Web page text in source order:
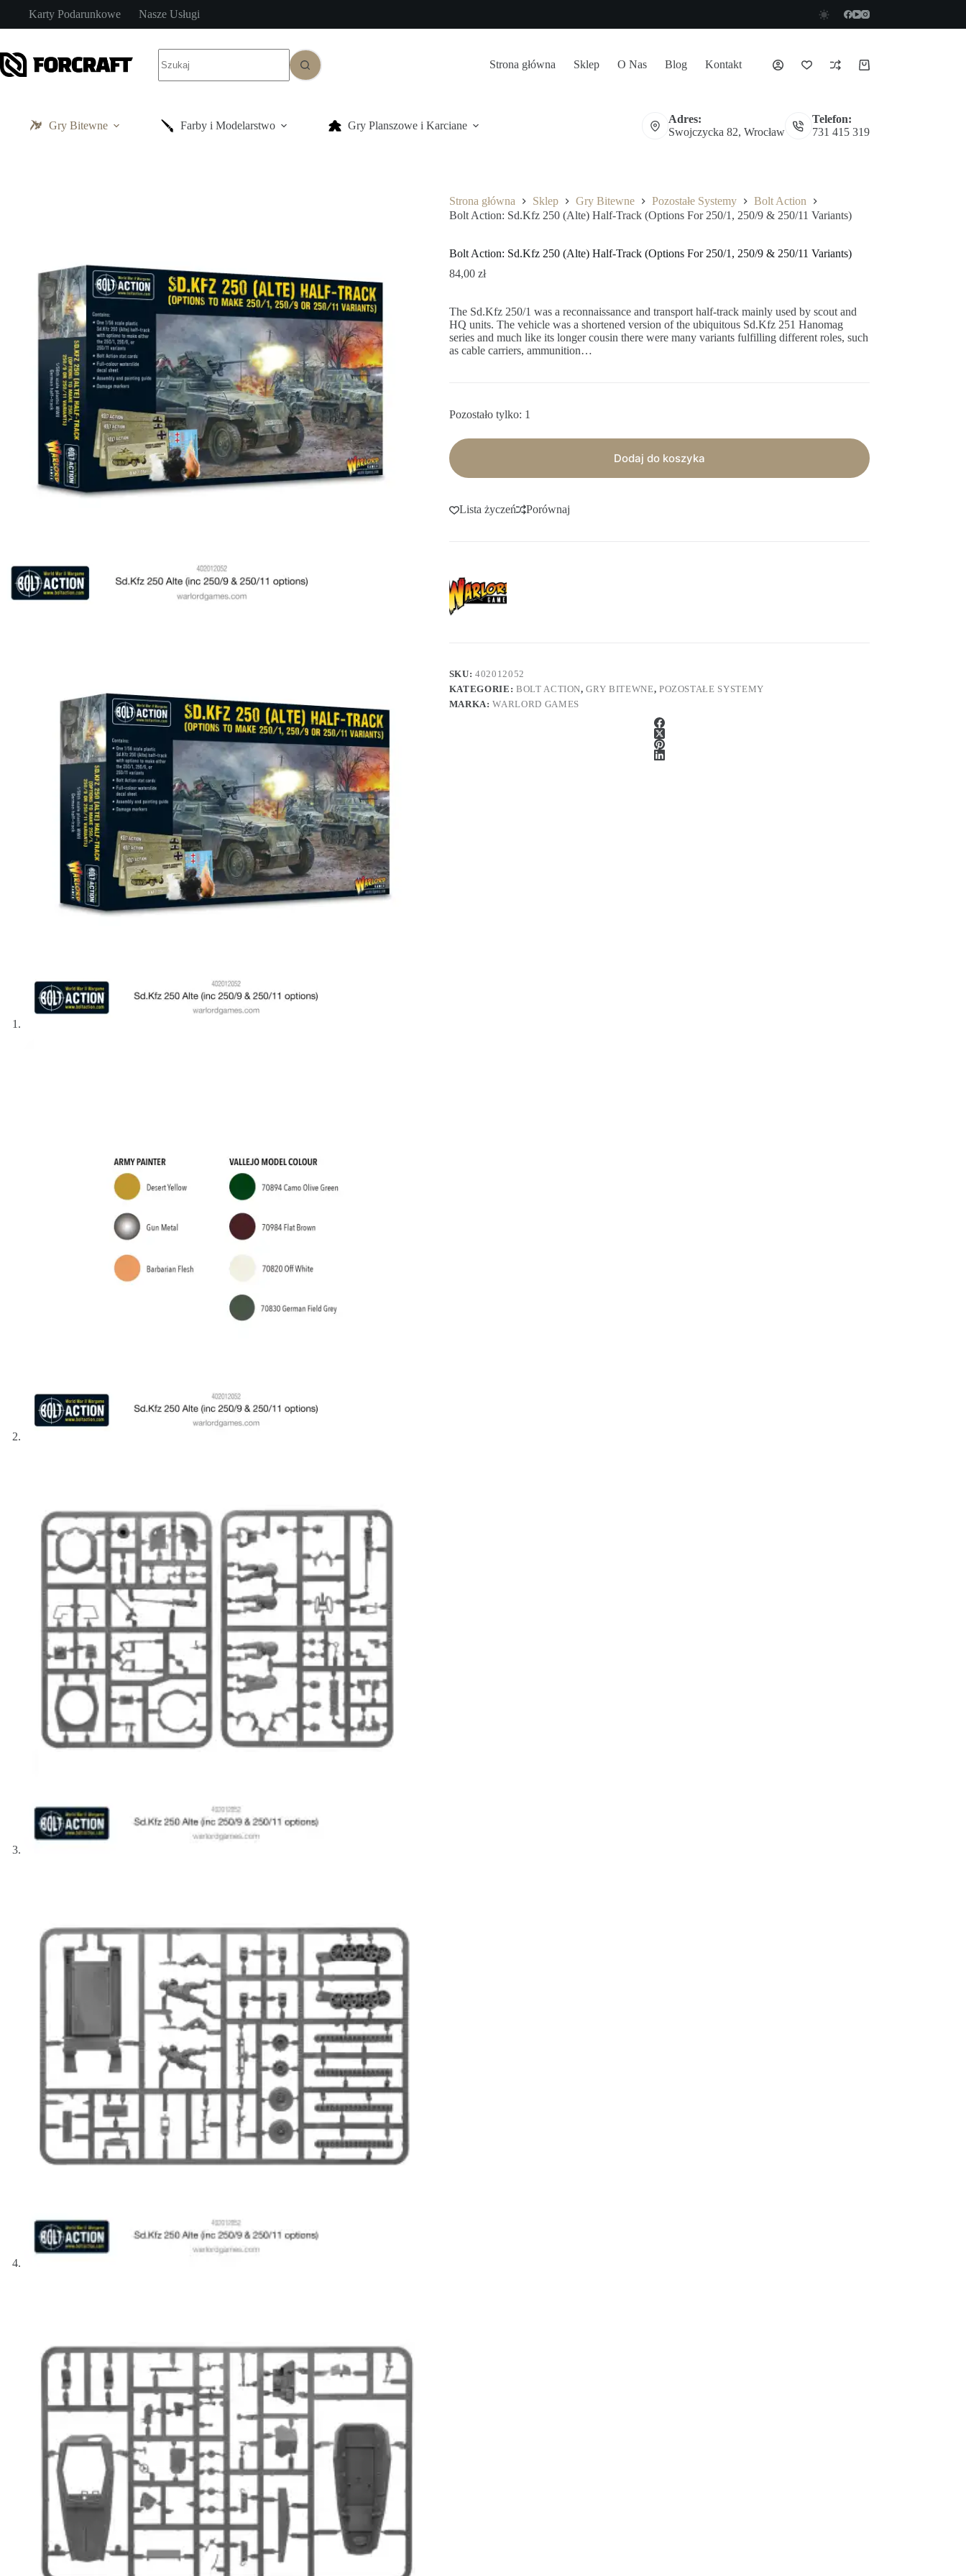
treści
Karty Podarunkowe Nasze Usługi
wyników
Strona główna Sklep O Nas Blog Kontakt Koszyk
Gry Bitewne Farby i Modelarstwo Gry Planszowe i Karciane
Adres:
Swojczycka 82, Wrocław
Telefon:
731 415 319
Strona główna Sklep Gry Bitewne Pozostałe Systemy
Bolt Action
Bolt Action: Sd.Kfz 250 (Alte) Half-Track (Options For 250/1, 250/9 & 250/11 Variants)
Bolt Action: Sd.Kfz 250 (Alte) Half-Track (Options For 250/1, 250/9 & 250/11 Variants)
84,00 zł
The Sd.Kfz 250/1 was a reconnaissance and transport half-track mainly used by scout and
HQ units. The vehicle was a shortened version of the ubiquitous Sd.Kfz 251 Hanomag
series and much like its longer cousin there were many variants fulfilling different roles, such
as cable carriers, ammunition…
Pozostało tylko: 1
Dodaj do koszyka
Lista życzeń Porównaj
SKU:402012052
KATEGORIE: BOLT ACTION,GRY BITEWNE, POZOSTAŁE SYSTEMY
MARKA:WARLORD GAMES